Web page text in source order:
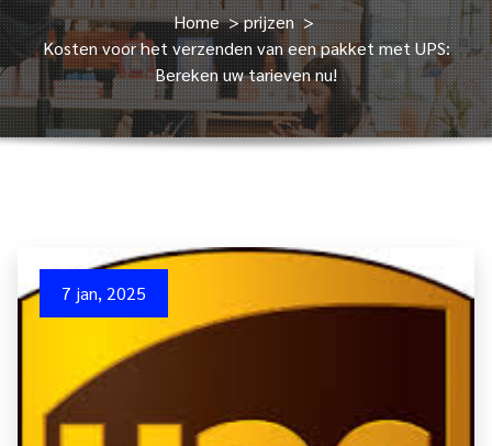
Home>prijzen>
Kosten voor het verzenden van een pakket met UPS:
Bereken uw tarieven nu!
7 jan, 2025